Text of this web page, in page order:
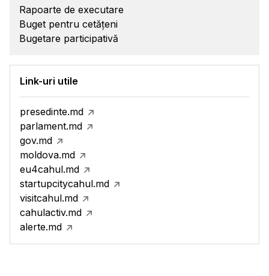
Rapoarte de executare
Buget pentru cetățeni
Bugetare participativă
Link-uri utile
presedinte.md
parlament.md
gov.md
moldova.md
eu4cahul.md
startupcitycahul.md
visitcahul.md
cahulactiv.md
alerte.md